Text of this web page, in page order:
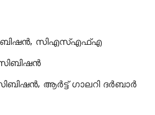
സിഎസ്എഫ്എ
ആര്‍ട്ട് ഗാലറി ദര്‍ബാര്‍